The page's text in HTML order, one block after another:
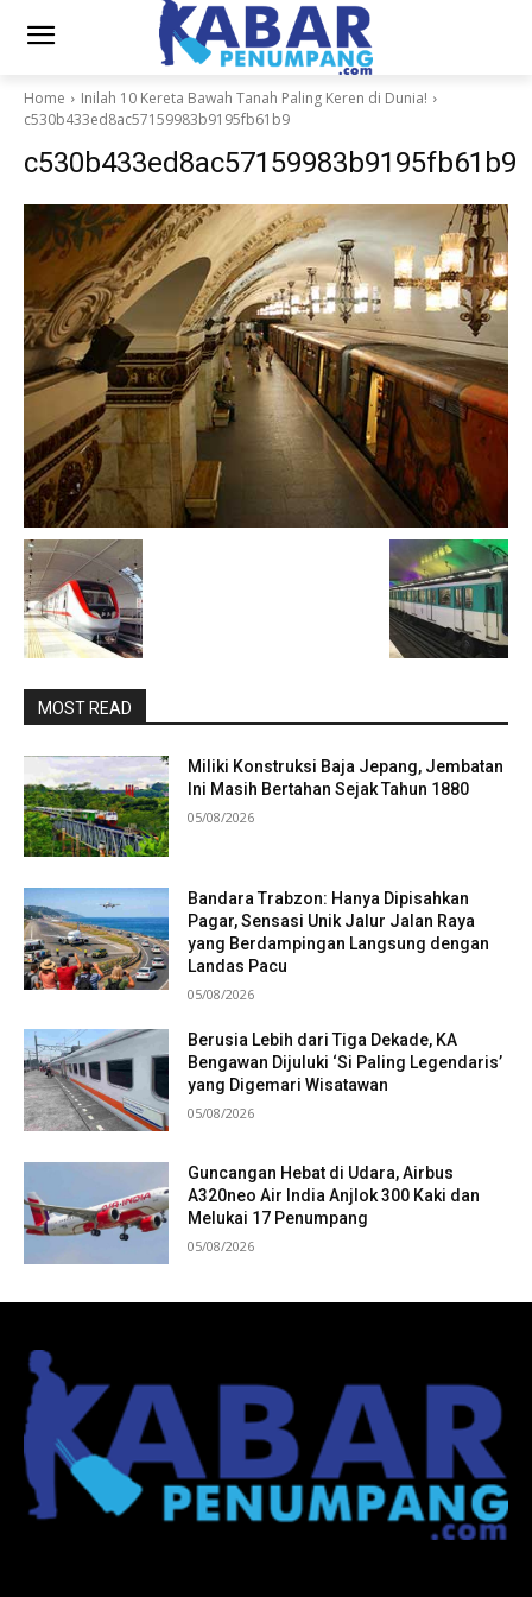
Home
Inilah 10 Kereta Bawah Tanah Paling Keren di Dunia!
c530b433ed8ac57159983b9195fb61b9
c530b433ed8ac57159983b9195fb61b9
MOST READ
Miliki Konstruksi Baja Jepang, Jembatan
Ini Masih Bertahan Sejak Tahun 1880
05/08/2026
Bandara Trabzon: Hanya Dipisahkan
Pagar, Sensasi Unik Jalur Jalan Raya
yang Berdampingan Langsung dengan
Landas Pacu
05/08/2026
Berusia Lebih dari Tiga Dekade, KA
Bengawan Dijuluki ‘Si Paling Legendaris’
yang Digemari Wisatawan
05/08/2026
Guncangan Hebat di Udara, Airbus
A320neo Air India Anjlok 300 Kaki dan
Melukai 17 Penumpang
05/08/2026